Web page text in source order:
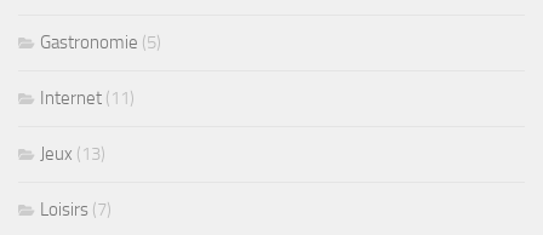
Gastronomie (5)
Internet (11)
Jeux (13)
Loisirs (7)